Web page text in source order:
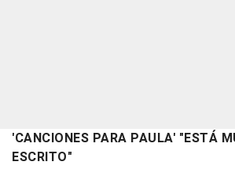
'CANCIONES PARA PAULA' "ESTÁ
ESCRITO"